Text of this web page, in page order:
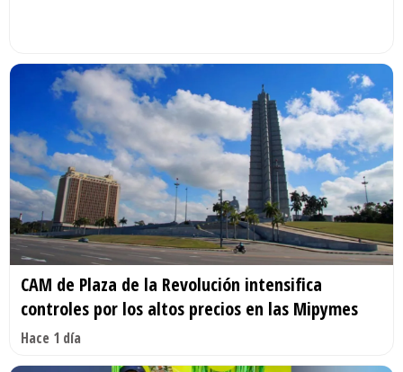
CAM de Plaza de la Revolución intensifica
controles por los altos precios en las Mipymes
Hace 1 día